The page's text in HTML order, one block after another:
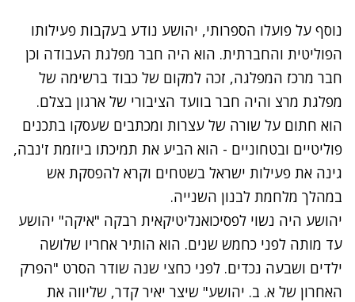
נוסף על פועלו הספרותי, יהושע נודע בעקבות פעילותו
הפוליטית והחברתית. הוא היה חבר מפלגת העבודה וכן
חבר מרכז המפלגה, זכה למקום של כבוד ברשימה של
מפלגת מרצ והיה חבר בוועד הציבורי של ארגון בצלם.
הוא חתום על שורה של עצרות ומכתבים שעסקו בתכנים
פוליטיים ובטחוניים - הוא הביע את תמיכתו ביוזמת ז'נבה,
גינה את פעילות ישראל בשטחים וקרא להפסקת אש
במהלך מלחמת לבנון השנייה.
יהושע היה נשוי לפסיכואנליטיקאית רבקה "איקה" יהושע
עד מותה לפני כחמש שנים. הוא הותיר אחריו שלושה
ילדים ושבעה נכדים. לפני כחצי שנה שודר הסרט "הפרק
האחרון של א. ב. יהושע" שיצר יאיר קדר, שליווה את